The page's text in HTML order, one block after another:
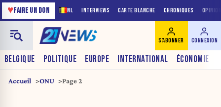
NL INTERVIEWS CARTE BLANCHE CHRONIQUES
♥FAIRE UN DON
BELGIQUE POLITIQUE EUROPE INTERNATIONAL ÉCONOMIE
S'ABONNER CONNEXION
Accueil ONU Page 2